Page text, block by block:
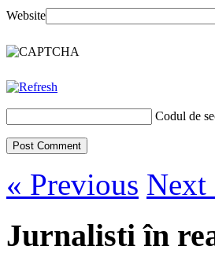
Website
Codul de
« Previous Next
Jurnalisti în